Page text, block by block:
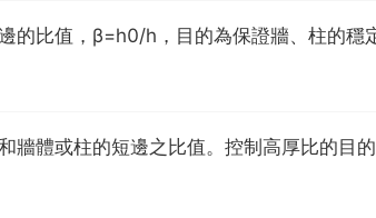
的比值，β=h0/h，目的為保證牆、柱的穩
牆體或柱的短邊之比值。控制高厚比的目